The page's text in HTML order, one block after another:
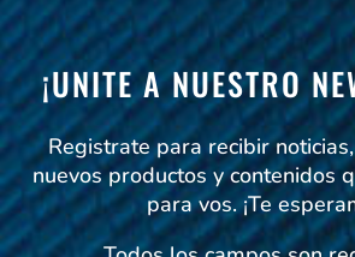
¡UNITE A NUESTRO
Registrate para recibir
nuevos productos y contenidos
para vos. ¡Te